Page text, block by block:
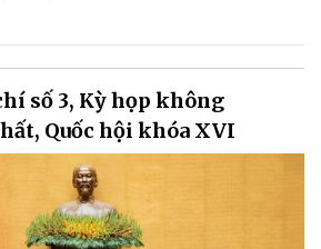
số 3, Kỳ họp không
Quốc hội khóa XVI